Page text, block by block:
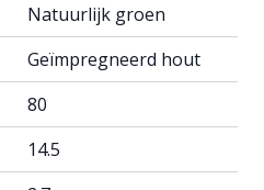
Natuurlijk groen
Geïmpregneerd hout
80
14.5